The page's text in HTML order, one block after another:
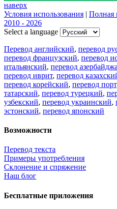
наверх
Условия использования | Полная
2010 - 2026
Select a language
Перевод английский, перевод
перевод французский, перевод
итальянский, перевод
перевод иврит, перевод
перевод корейский, перевод
татарский, перевод турецкий,
узбекский, перевод украинский,
эстонский, перевод японский
Возможности
Перевод текста
Примеры употребления
Склонение и спряжение
Наш блог
Бесплатные приложения